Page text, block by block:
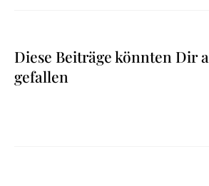
Diese Beiträge könnten Dir
gefallen